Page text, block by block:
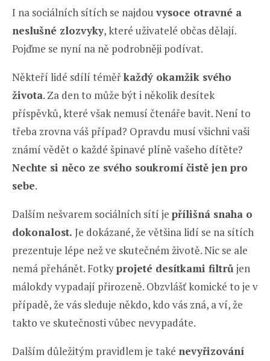
I na sociálních sítích se najdou vysoce otravné a
neslušné zlozvyky, které uživatelé občas dělají.
Pojďme se nyní na ně podrobněji podívat.
Někteří lidé sdílí téměřkaždý okamžik svého
života. Za den to může být i několik desítek
příspěvků, které však nemusí čtenáře bavit. Není to
třeba zrovna váš případ? Opravdu musí všichni vaši
známí vědět o každé špinavé plíně vašeho dítěte?
Nechte si něco ze svého soukromí čistě jen pro
sebe.
Dalším nešvarem sociálních sítí je přílišná snaha o
dokonalost. Je dokázané, že většina lidí se na sítích
prezentuje lépe než ve skutečném životě. Nic se ale
nemá přehánět. Fotkyprojeté desítkami filtrůjen
málokdy vypadají přirozeně. Obzvlášť komické to je v
případě, že vás sleduje někdo, kdo vás zná, a ví, že
takto ve skutečnosti vůbec nevypadáte.
Dalším důležitým pravidlem je také nevyřizování